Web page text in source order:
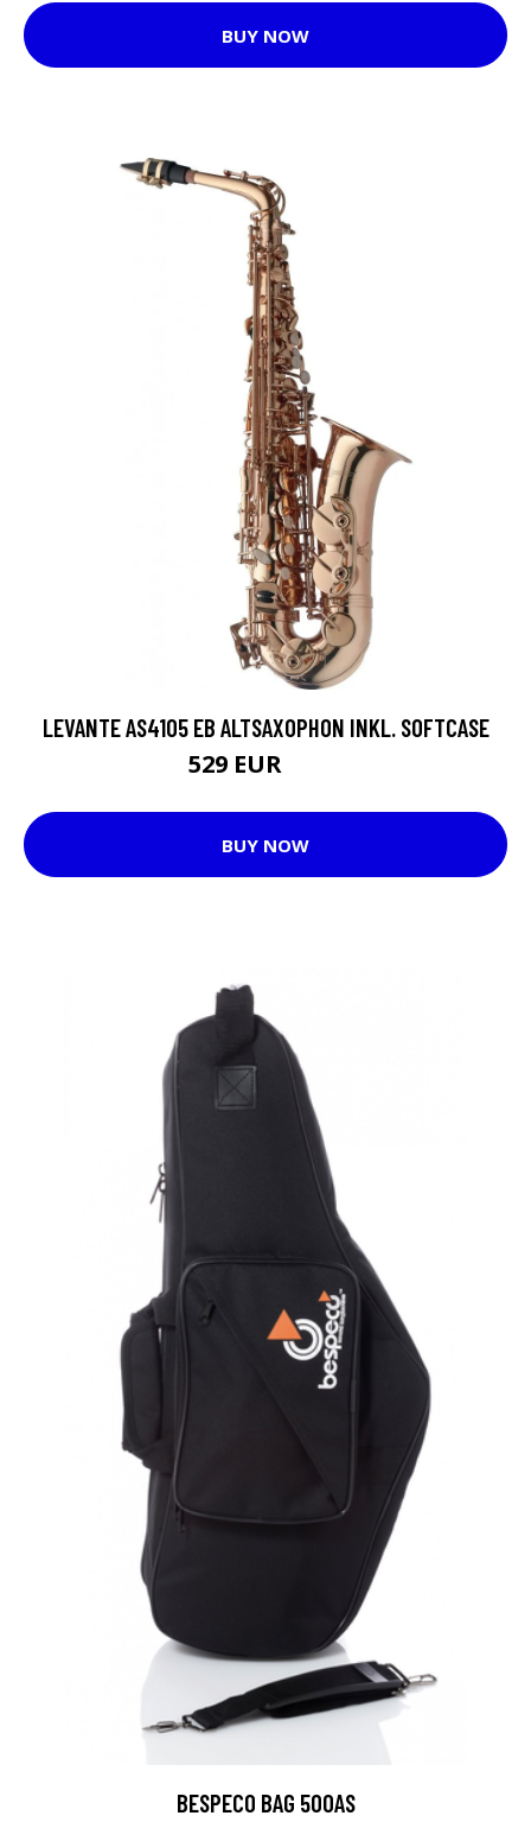
BUY NOW
LEVANTE AS4105 EB ALTSAXOPHON INKL. SOFTCASE
529 EUR
BUY NOW
BESPECO BAG 500AS